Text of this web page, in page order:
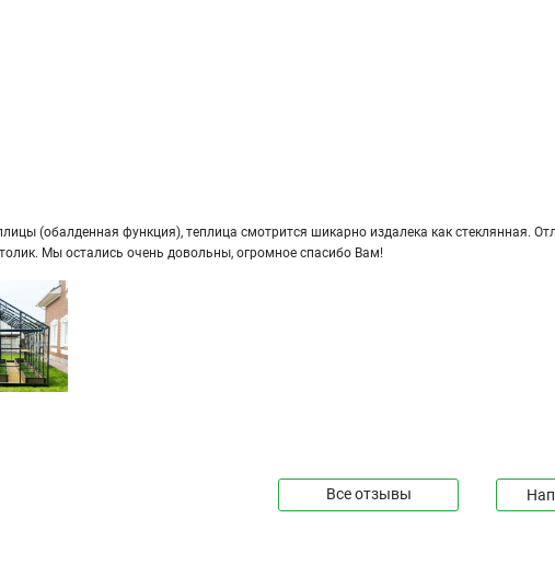
(обал­ден­ная функ­ция), теп­ли­ца смот­рит­ся ши­кар­но из­да­ле­ка как стек­лян­ная.
Мы оста­лись очень до­воль­ны, огром­ное спа­си­бо Вам!
Все отзывы